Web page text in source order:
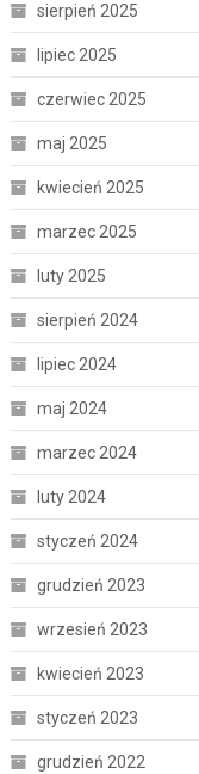
sierpień 2025
lipiec 2025
czerwiec 2025
maj 2025
kwiecień 2025
marzec 2025
luty 2025
sierpień 2024
lipiec 2024
maj 2024
marzec 2024
luty 2024
styczeń 2024
grudzień 2023
wrzesień 2023
kwiecień 2023
styczeń 2023
grudzień 2022